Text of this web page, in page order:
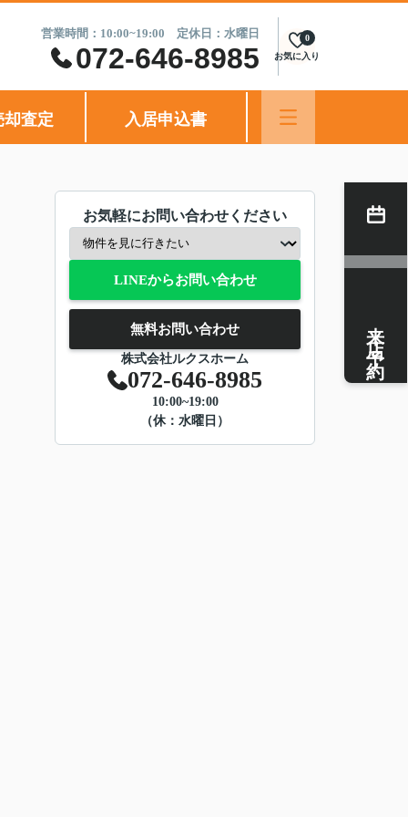
営業時間：10:00~19:00 定休日：水曜日
072-646-8985 お気に入り
0
却査定 入居申込書
お気軽にお問い合わせください
LINEからお問い合わせ
無料お問い合わせ
株式会社ルクスホーム
072-646-8985
10:00~19:00
（休：水曜日）
来店予約